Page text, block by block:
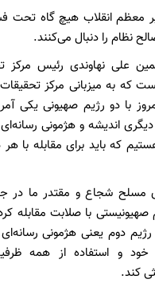
معظم انقلاب هیچ گاه تحت
نظام را دنبال می‌کنند.
علی نهاوندی رئیس مرکز
که به میزبانی مرکز
با دو رژیم صهیونی یکی
اندیشه و هژمونی
که باید برای مقابله با
مسلح شجاع و مقتدر ما در
صهیونیستی با صلابت مقابله
رژیم دوم یعنی هژمونی
خود و استفاده از همه
کند.